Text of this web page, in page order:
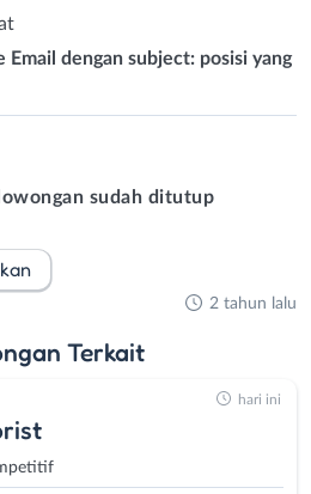
dengan subject: posisi yang
sudah ditutup
2 tahun lalu
Terkait
hari ini